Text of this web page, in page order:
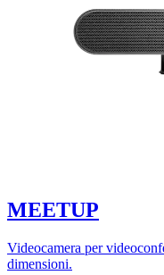
MEETUP
Videocamera per
dimensioni.